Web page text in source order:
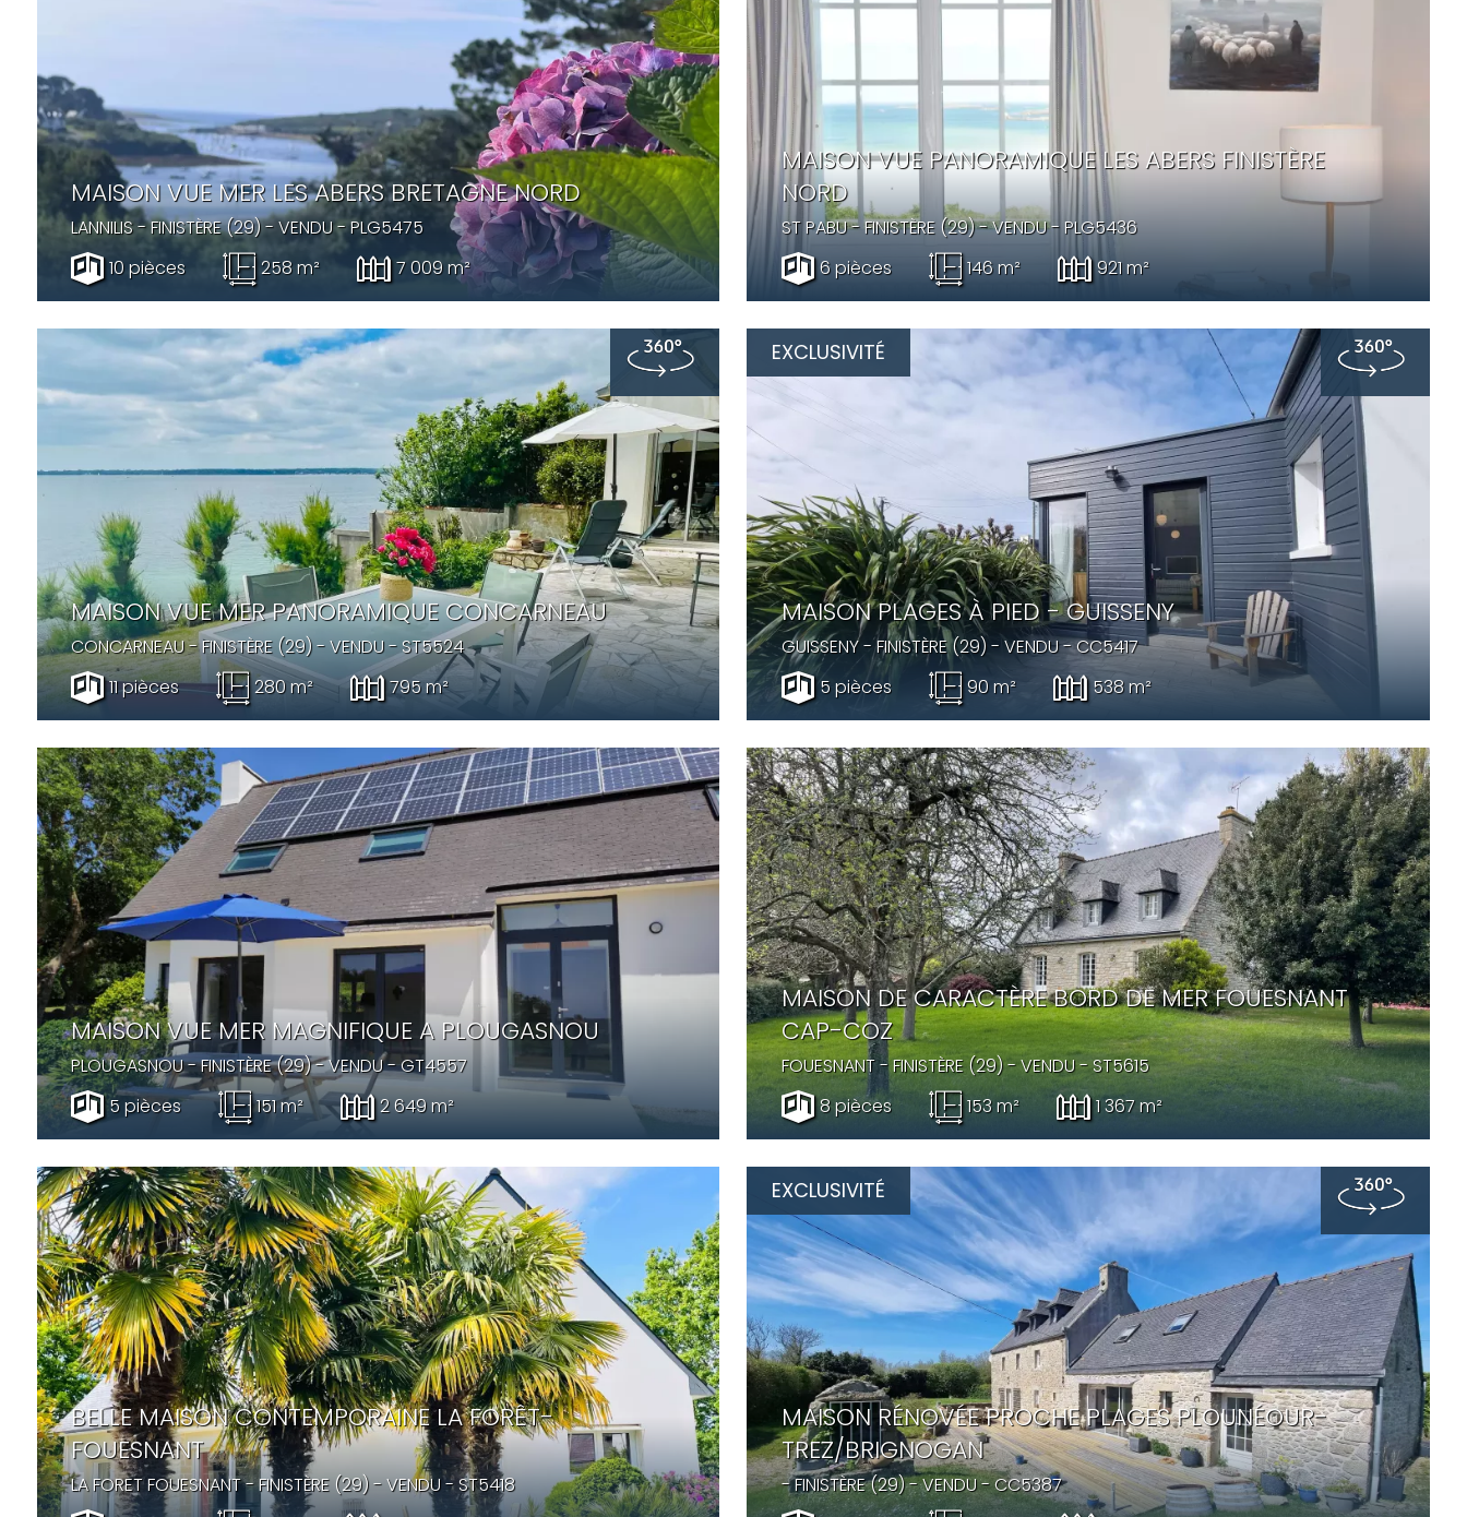
MAISON VUE MER LES ABERS BRETAGNE NORD
LANNILIS- FINISTÈRE (29) -VENDU- PLG5475
10 pièces
258 m² 7 009 m²
MAISON VUE PANORAMIQUE LES ABERS FINISTÈRE
NORD
ST PABU- FINISTÈRE (29) -VENDU- PLG5436
6 pièces
146 m² 921 m²
MAISON VUE MER PANORAMIQUE CONCARNEAU
CONCARNEAU- FINISTÈRE (29) -VENDU- ST5524
11 pièces
280 m² 795 m²
MAISON PLAGES À PIED - GUISSENY
GUISSENY- FINISTÈRE (29) -VENDU- CC5417
5 pièces
90 m² 538 m²
EXCLUSIVITÉ
MAISON VUE MER MAGNIFIQUE A PLOUGASNOU
PLOUGASNOU- FINISTÈRE (29) -VENDU- GT4557
5 pièces
151 m² 2 649 m²
MAISON DE CARACTÈRE BORD DE MER FOUESNANT
CAP-COZ
FOUESNANT- FINISTÈRE (29) -VENDU- ST5615
8 pièces
153 m² 1 367 m²
BELLE MAISON CONTEMPORAINE LA FORÊT-
FOUESNANT
LA FORET FOUESNANT- FINISTÈRE (29) -VENDU- ST5418
MAISON RÉNOVÉE PROCHE PLAGES PLOUNÉOUR-
TREZ/BRIGNOGAN
- FINISTÈRE (29) -VENDU- CC5387
EXCLUSIVITÉ